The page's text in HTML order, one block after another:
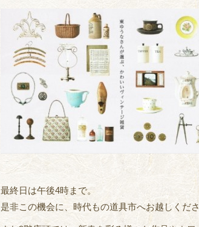
最終日は午後4時まで。
是非この機会に、時代もの道具市へお越しくださ